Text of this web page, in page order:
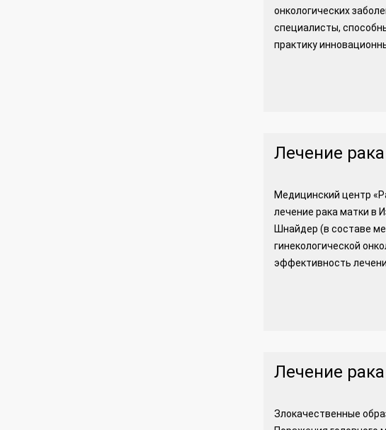
онкологических
специалисты,
практику
Лечение
Медицинский центр
лечение рака матки в
Шнайдер (в составе
гинекологической
эффективность
Лечение
Злокачественные